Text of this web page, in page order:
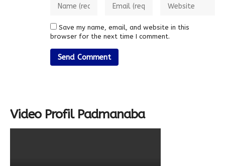
Save my name, email, and website in this
browser for the next time I comment.
Video Profil Padmanaba